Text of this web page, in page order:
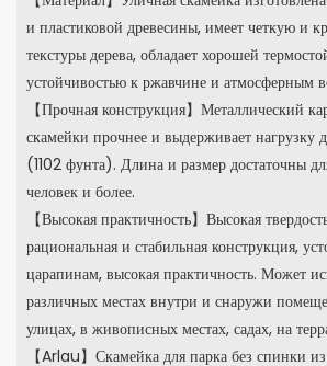
и пластиковой древесины, имеет четкую и
текстуры дерева, обладает хорошей
устойчивостью к ржавчине и атмосферным
【Прочная конструкция】Металлический
скамейки прочнее и выдерживает нагрузку
(1102 фунта). Длина и размер достаточны
человек и более.
【Высокая практичность】Высокая
рациональная и стабильная конструкция,
царапинам, высокая практичность. Может
различных местах внутри и снаружи
улицах, в живописных местах, садах, на
【Arlau】Скамейка для парка без спинки